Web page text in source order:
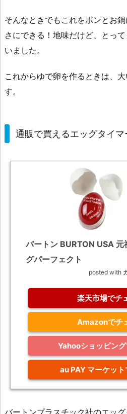
そんなときでもこれをポンとお
さにできる！地味だけど、とっ
いました。
これからゆで卵を作るときは、
す。
通販で買えるエッグタイマ
バートン BURTON USA 元
グパーフェクト
posted with
楽天市場でチ
Amazonでチ
Yahooショッピン
au PAY マーケット